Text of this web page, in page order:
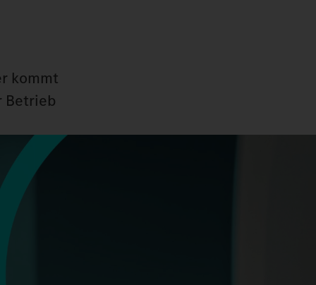
kommt
Betrieb